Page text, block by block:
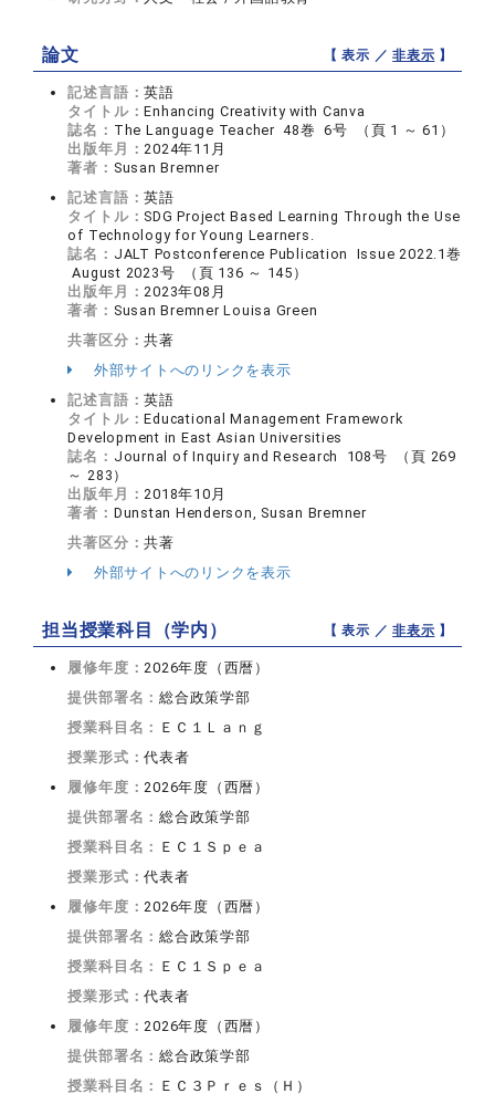
論文 【 表示 ／非表示 】
記述言語：英語
タイトル：Enhancing Creativity with Canva
誌名： The Language Teacher 48巻 6号 （頁 1 ～ 61）
出版年月：2024年11月
著者： Susan Bremner
記述言語：英語
タイトル： SDG Project Based Learning Through the Use
of Technology for Young Learners.
誌名： JALT Postconference Publication Issue 2022.1巻
August 2023号 （頁 136 ～ 145）
出版年月：2023年08月
著者： Susan Bremner Louisa Green
共著区分：共著
外部サイトへのリンクを表示
記述言語：英語
タイトル：Educational Management Framework
Development in East Asian Universities
誌名： Journal of Inquiry and Research 108号 （頁 269
～ 283）
出版年月：2018年10月
著者： Dunstan Henderson, Susan Bremner
共著区分：共著
外部サイトへのリンクを表示
担当授業科目（学内） 【 表示 ／非表示 】
履修年度：2026年度（西暦）
提供部署名：総合政策学部
授業科目名： ＥＣ１Ｌａｎｇ
授業形式：代表者
履修年度：2026年度（西暦）
提供部署名：総合政策学部
授業科目名： ＥＣ１Ｓｐｅａ
授業形式：代表者
履修年度：2026年度（西暦）
提供部署名：総合政策学部
授業科目名： ＥＣ１Ｓｐｅａ
授業形式：代表者
履修年度：2026年度（西暦）
提供部署名：総合政策学部
授業科目名： ＥＣ３Ｐｒｅｓ（Ｈ）